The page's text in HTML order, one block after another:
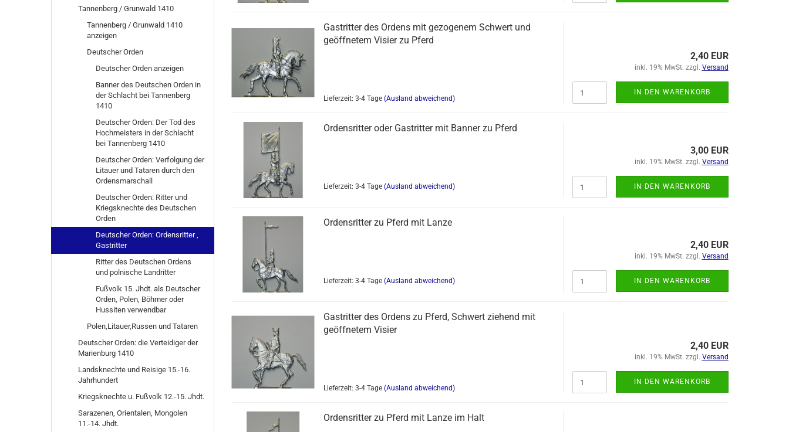
Gastritter des Ordens mit gezogenem Schwert und
geöffnetem Visier zu Pferd
Lieferzeit: 3-4 Tage (Ausland abweichend)
2,40 EUR
inkl. 19% MwSt. zzgl. Versand
IN DEN WARENKORB
Ordensritter oder Gastritter mit Banner zu Pferd
Lieferzeit: 3-4 Tage (Ausland abweichend)
3,00 EUR
inkl. 19% MwSt. zzgl. Versand
IN DEN WARENKORB
Ordensritter zu Pferd mit Lanze
Lieferzeit: 3-4 Tage (Ausland abweichend)
2,40 EUR
inkl. 19% MwSt. zzgl. Versand
IN DEN WARENKORB
Gastritter des Ordens zu Pferd, Schwert ziehend mit
geöffnetem Visier
Lieferzeit: 3-4 Tage (Ausland abweichend)
2,40 EUR
inkl. 19% MwSt. zzgl. Versand
IN DEN WARENKORB
Ordensritter zu Pferd mit Lanze im Halt
Tannenberg / Grunwald 1410
Tannenberg / Grunwald 1410
anzeigen
Deutscher Orden
Deutscher Orden anzeigen
Banner des Deutschen Orden in
der Schlacht bei Tannenberg
1410
Deutscher Orden: Der Tod des
Hochmeisters in der Schlacht
bei Tannenberg 1410
Deutscher Orden: Verfolgung der
Litauer und Tataren durch den
Ordensmarschall
Deutscher Orden: Ritter und
Kriegsknechte des Deutschen
Orden
Deutscher Orden: Ordensritter ,
Gastritter
Ritter des Deutschen Ordens
und polnische Landritter
Fußvolk 15. Jhdt. als Deutscher
Orden, Polen, Böhmer oder
Hussiten verwendbar
Polen,Litauer,Russen und Tataren
Deutscher Orden: die Verteidiger der
Marienburg 1410
Landsknechte und Reisige 15.-16.
Jahrhundert
Kriegsknechte u. Fußvolk 12.-15. Jhdt.
Sarazenen, Orientalen, Mongolen
11.-14. Jhdt.